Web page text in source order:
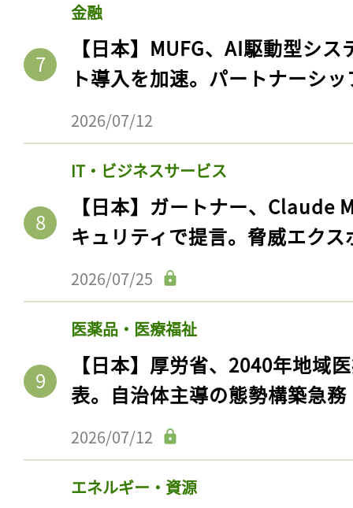
金融
【日本】MUFG、AI駆動型シ
ト導入を加速。パートナーシ
2026/07/12
IT・ビジネスサービス
【日本】ガートナー、Claude
キュリティで提言。脅威エク
2026/07/25
医薬品・医療福祉
【日本】厚労省、2040年地域
表。自治体主導の態勢構築急務
2026/07/12
エネルギー・資源